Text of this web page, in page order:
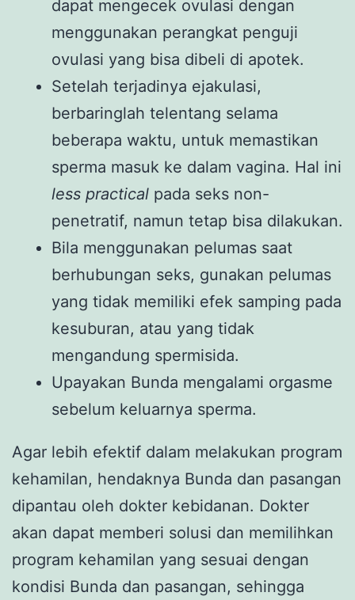
dapat mengecek ovulasi dengan
menggunakan perangkat penguji
ovulasi yang bisa dibeli di apotek.
Setelah terjadinya ejakulasi,
berbaringlah telentang selama
beberapa waktu, untuk memastikan
sperma masuk ke dalam vagina. Hal ini
less practical pada seks non-
penetratif, namun tetap bisa dilakukan.
Bila menggunakan pelumas saat
berhubungan seks, gunakan pelumas
yang tidak memiliki efek samping pada
kesuburan, atau yang tidak
mengandung spermisida.
Upayakan Bunda mengalami orgasme
sebelum keluarnya sperma.
Agar lebih efektif dalam melakukan program
kehamilan, hendaknya Bunda dan pasangan
dipantau oleh dokter kebidanan. Dokter
akan dapat memberi solusi dan memilihkan
program kehamilan yang sesuai dengan
kondisi Bunda dan pasangan, sehingga